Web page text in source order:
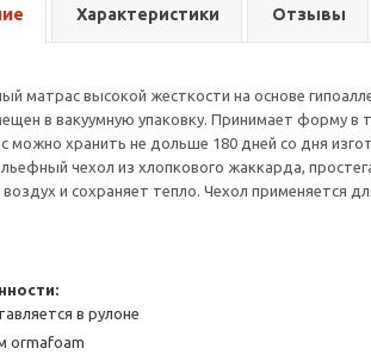
Характеристики Отзывы
матрас высокой жесткости на основе
в вакуумную упаковку. Принимает форму в
можно хранить не дольше 180 дней со дня
чехол из хлопкового жаккарда,
воздух и сохраняет тепло. Чехол применяется
в рулоне
ormafoam